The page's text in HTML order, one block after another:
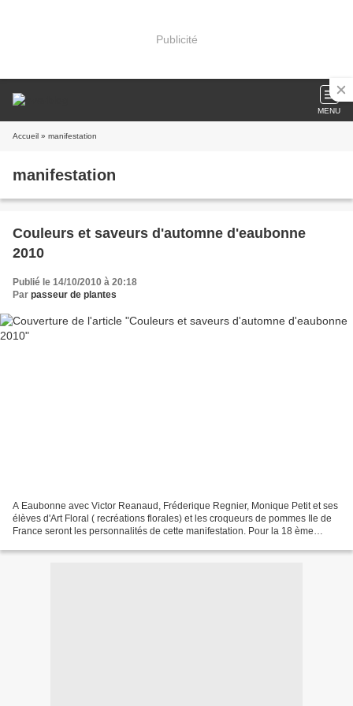
Publicité
MENU
Accueil » manifestation
manifestation
Couleurs et saveurs d'automne d'eaubonne
2010
Publié le 14/10/2010 à 20:18
Par passeur de plantes
A Eaubonne avec Victor Reanaud, Fréderique Regnier, Monique Petit et ses
élèves d'Art Floral ( recréations florales) et les croqueurs de pommes Ile de
France seront les personnalités de cette manifestation. Pour la 18 ème